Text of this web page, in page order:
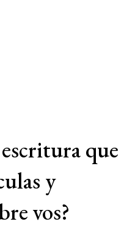
que
y
vos?